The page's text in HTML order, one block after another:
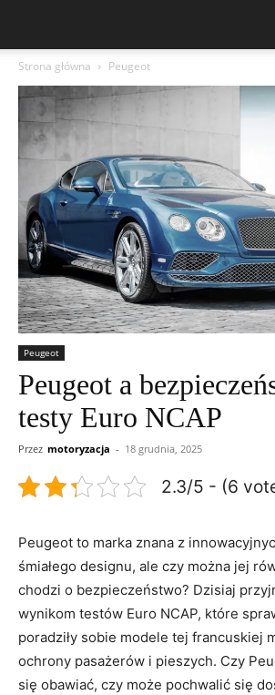
Strona główna Peugeot
Peugeot
Peugeot a
testy Euro NCAP
Przez motoryzacja - 18 grudnia, 2025
2.3/5 - (6
Peugeot‌ to marka znana z​
śmiałego designu, ale czy można ⁣jej
⁤chodzi o bezpieczeństwo? Dzisiaj
wynikom testów Euro NCAP, które
poradziły sobie modele ‍tej francuskiej
ochrony pasażerów i ⁤pieszych. Czy
się‌ obawiać, czy może pochwalić się